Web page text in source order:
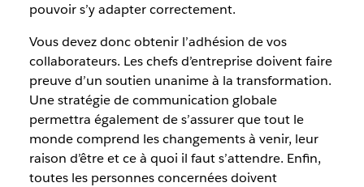
pouvoir s’y adapter correctement.
Vous devez donc obtenir l’adhésion de vos
collaborateurs. Les chefs d’entreprise doivent faire
preuve d’un soutien unanime à la transformation.
Une stratégie de communication globale
permettra également de s’assurer que tout le
monde comprend les changements à venir, leur
raison d’être et ce à quoi il faut s’attendre. Enfin,
toutes les personnes concernées doivent